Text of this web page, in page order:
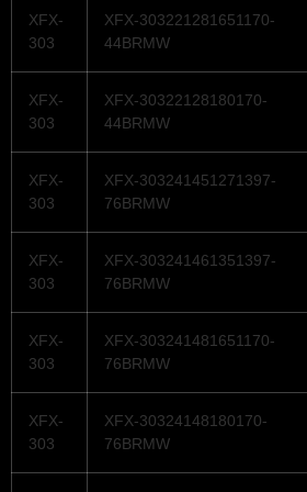
XFX-
303
XFX-303221281651170-
44BRMW
XFX-
303
XFX-30322128180170-
44BRMW
XFX-
303
XFX-303241451271397-
76BRMW
XFX-
303
XFX-303241461351397-
76BRMW
XFX-
303
XFX-303241481651170-
76BRMW
XFX-
303
XFX-30324148180170-
76BRMW